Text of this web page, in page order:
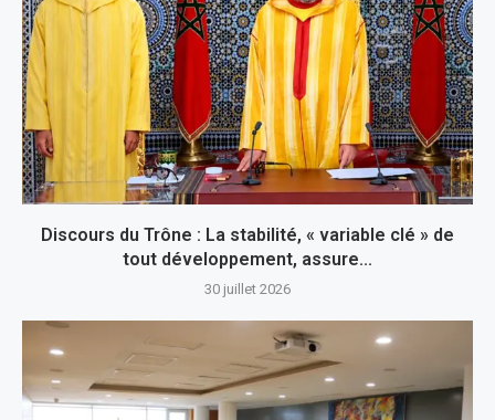
Discours du Trône : La stabilité, « variable clé » de
tout développement, assure...
30 juillet 2026